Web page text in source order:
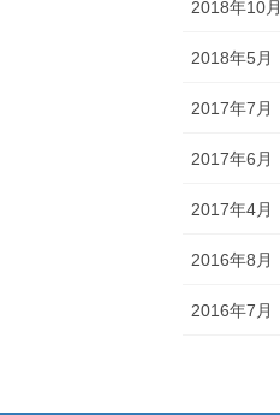
2018年10月
2018年5月
2017年7月
2017年6月
2017年4月
2016年8月
2016年7月